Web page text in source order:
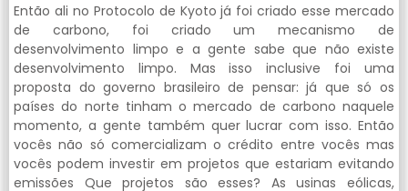
Então ali no Protocolo de Kyoto já foi criado esse mercado
de carbono, foi criado um mecanismo de
desenvolvimento limpo e a gente sabe que não existe
desenvolvimento limpo. Mas isso inclusive foi uma
proposta do governo brasileiro de pensar: já que só os
países do norte tinham o mercado de carbono naquele
momento, a gente também quer lucrar com isso. Então
vocês não só comercializam o crédito entre vocês mas
vocês podem investir em projetos que estariam evitando
emissões Que projetos são esses? As usinas eólicas,